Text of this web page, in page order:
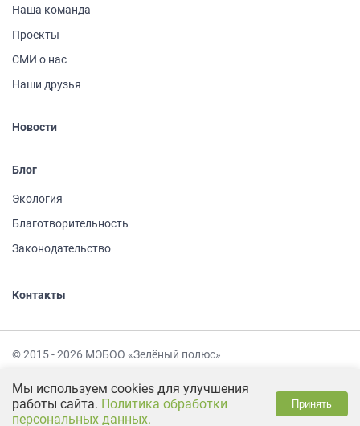
Наша команда
Проекты
СМИ о нас
Наши друзья
Новости
Блог
Экология
Благотворительность
Законодательство
Контакты
© 2015 - 2026 МЭБОО «Зелёный полюс»
Политика обработки персональных данных
Сделано в
Мы используем cookies для улучшения
работы сайта. Политика обработки
персональных данных.
Принять